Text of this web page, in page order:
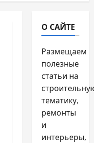
О САЙТЕ
Размещаем
полезные
статьи на
тематику,
ремонты
и
интерьеры,